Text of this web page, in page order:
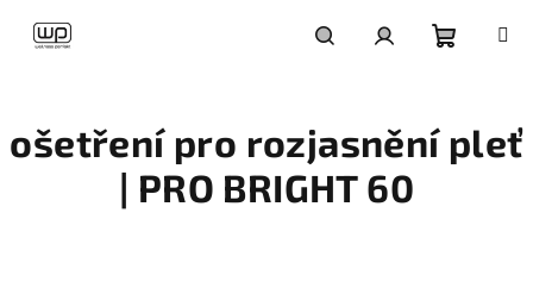
košík
ošetření pro rozjasnění pleť
| PRO BRIGHT 60